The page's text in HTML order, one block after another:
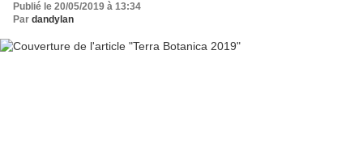
Publié le 20/05/2019 à 13:34
Par dandylan